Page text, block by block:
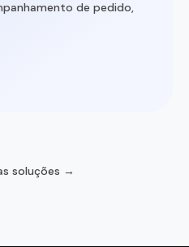
de pedido,
soluções →